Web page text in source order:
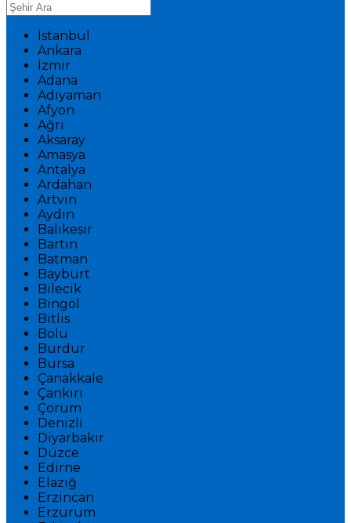
İstanbul
Ankara
İzmir
Adana
Adıyaman
Afyon
Ağrı
Aksaray
Amasya
Antalya
Ardahan
Artvin
Aydın
Balıkesir
Bartın
Batman
Bayburt
Bilecik
Bingöl
Bitlis
Bolu
Burdur
Bursa
Çanakkale
Çankırı
Çorum
Denizli
Diyarbakır
Düzce
Edirne
Elazığ
Erzincan
Erzurum